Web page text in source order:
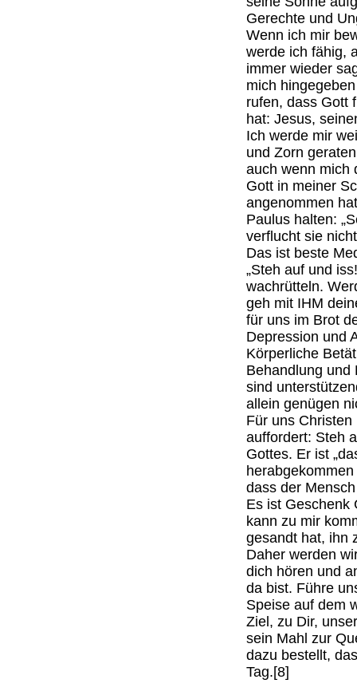
Gerechte und
Wenn ich mir
werde ich fähig,
immer wieder
mich
rufen, dass Gott
hat: Jesus,
Ich werde mir
und Zorn
auch wenn mich
Gott in meiner
angenommen
Paulus halten:
verflucht sie
Das ist beste
„Steh auf und
wachrütteln.
geh mit IHM
für uns im Brot
Depression und
Körperliche
Behandlung und
sind
allein genügen
Für uns
auffordert: Steh
Gottes. Er ist
dass der
Es ist Geschenk
kann zu mir
gesandt hat, ihn
Daher werden
dich hören und
da bist. Führe
Speise auf dem
Ziel, zu Dir,
sein Mahl zur
dazu bestellt,
Tag.[8]